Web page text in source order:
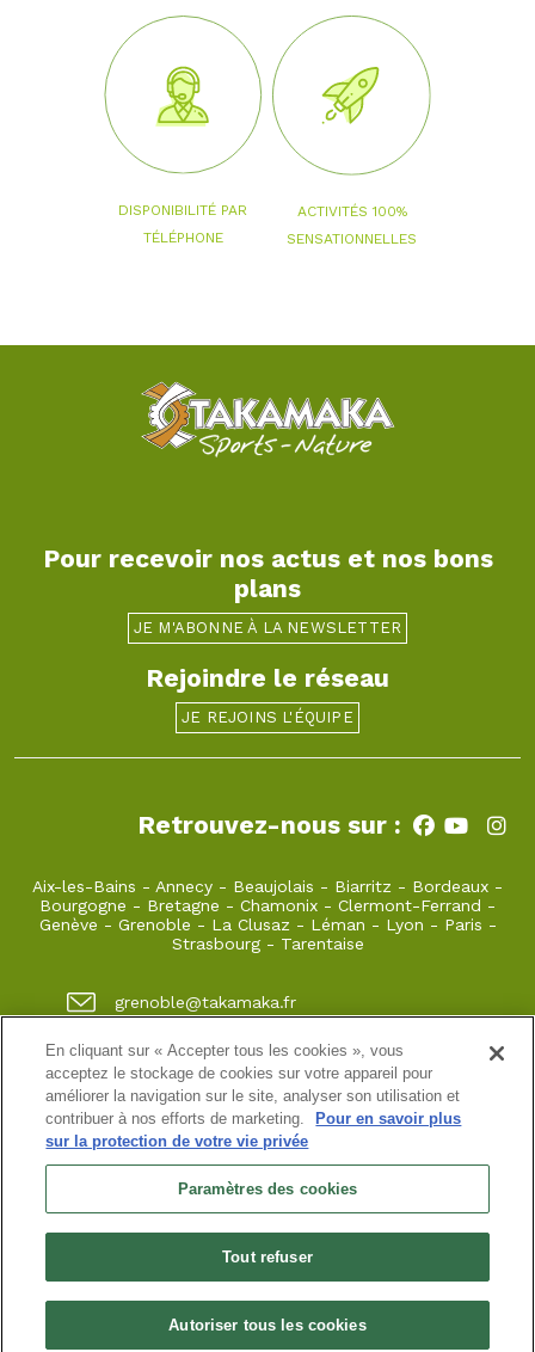
DISPONIBILITÉ PAR
TÉLÉPHONE
ACTIVITÉS 100%
SENSATIONNELLES
Pour recevoir nos actus et nos bons
plans
JE M'ABONNE À LA NEWSLETTER
Rejoindre le réseau
JE REJOINS L'ÉQUIPE
Retrouvez-nous sur :
Aix-les-Bains - Annecy - Beaujolais - Biarritz - Bordeaux -
Bourgogne - Bretagne - Chamonix - Clermont-Ferrand -
Genève - Grenoble - La Clusaz - Léman - Lyon - Paris -
Strasbourg- Tarentaise
grenoble@takamaka.fr
04 80 42 00 70
1 quai de créqui 38000 GRENOBLE
Site classique-Mon compte-Informations pratiques-
Conditions générales de vente
Newsletter
légales-Données personnelles
N° de SIRET : 925 251 613 immatriculée au RCS de Grenoble
N° de TVA intracommunautaire : FR38 925 251 613
Habilitation n° HA.074.96.0039 | Agrément N° ET730501093 | RC
professionnelle : Azzuro Assurances 114 912 039 et 115 403 698
En cliquant sur « Accepter tous les cookies », vous
acceptez le stockage de cookies sur votre appareil pour
améliorer la navigation sur le site, analyser son utilisation et
contribuer à nos efforts de marketing.
Pour en savoir plus
sur la protection de votre vie privée
Paramètres des cookies
Tout refuser
Autoriser tous les cookies